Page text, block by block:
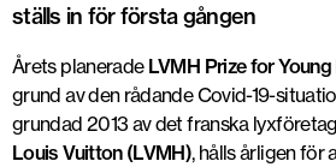
ställs in för första gången
Årets planerade LVMH Prize for
grund av den rådande Covid-19-
grundad 2013 av det franska
Louis Vuitton (LVMH), hålls årligen för